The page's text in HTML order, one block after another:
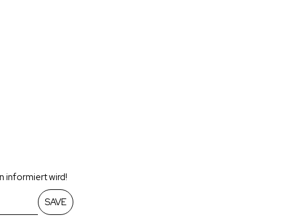
informiert wird!
SAVE